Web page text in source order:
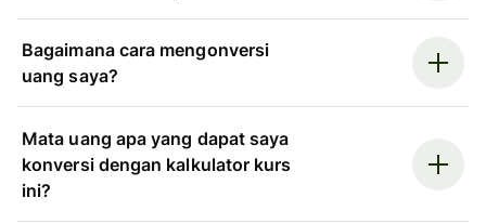
Bagaimana cara mengonversi
uang saya?
Mata uang apa yang dapat saya
konversi dengan kalkulator kurs
ini?